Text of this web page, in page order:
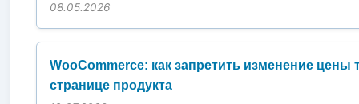
08.05.2026
WooCommerce: как запретить изменение цены
странице продукта